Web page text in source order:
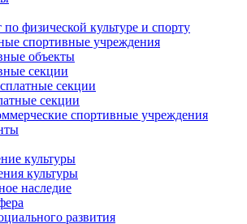
физической культуре и спорту
спортивные учреждения
объекты
секции
секции
секции
спортивные учреждения
культуры
культуры
наследие
развития